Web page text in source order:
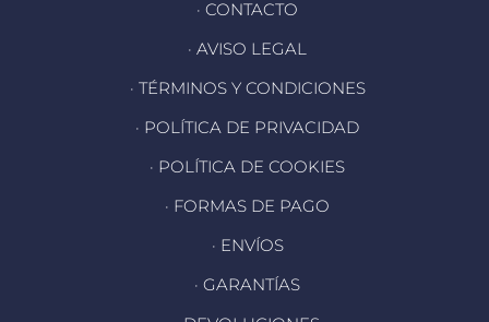
· CONTACTO
· AVISO LEGAL
· TÉRMINOS Y CONDICIONES
· POLÍTICA DE PRIVACIDAD
· POLÍTICA DE COOKIES
· FORMAS DE PAGO
· ENVÍOS
· GARANTÍAS